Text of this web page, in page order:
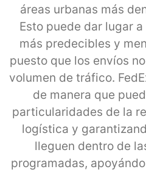
áreas urbanas más
Esto puede dar lugar
más predecibles y
puesto que los envíos
volumen de tráfico.
de manera que
particularidades de la
logística y
lleguen dentro de
programadas,